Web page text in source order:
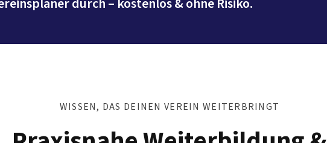
WISSEN, DAS DEINEN VEREIN WEITERBRINGT